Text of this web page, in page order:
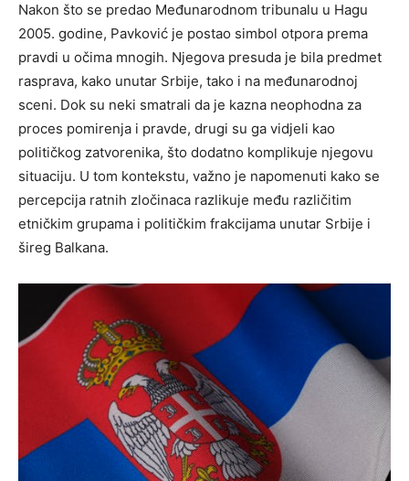
Nakon što se predao Međunarodnom tribunalu u Hagu
2005. godine, Pavković je postao simbol otpora prema
pravdi u očima mnogih. Njegova presuda je bila predmet
rasprava, kako unutar Srbije, tako i na međunarodnoj
sceni. Dok su neki smatrali da je kazna neophodna za
proces pomirenja i pravde, drugi su ga vidjeli kao
političkog zatvorenika, što dodatno komplikuje njegovu
situaciju. U tom kontekstu, važno je napomenuti kako se
percepcija ratnih zločinaca razlikuje među različitim
etničkim grupama i političkim frakcijama unutar Srbije i
šireg Balkana.